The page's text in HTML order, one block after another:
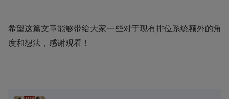
希望这篇文章能够带给大家一些对于现有排位系统额外的角
度和想法，感谢观看！